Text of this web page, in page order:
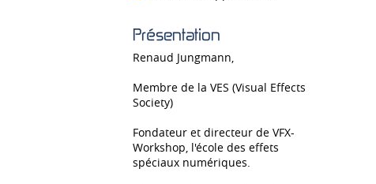
Présentation
Renaud Jungmann,
Membre de la VES (Visual Effects
Society)
Fondateur et directeur de VFX-
Workshop, l'école des effets
spéciaux numériques.